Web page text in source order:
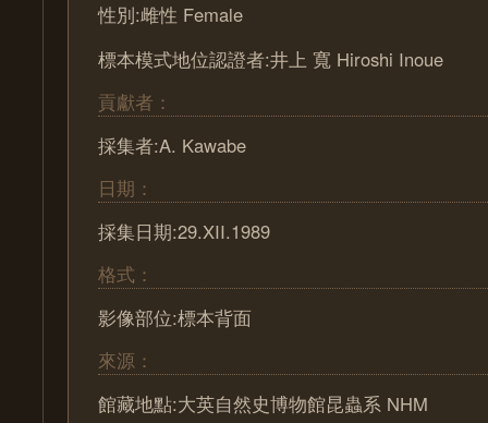
性別:雌性 Female
標本模式地位認證者:井上 寬 Hiroshi Inoue
貢獻者：
採集者:A. Kawabe
日期：
採集日期:29.XII.1989
格式：
影像部位:標本背面
來源：
館藏地點:大英自然史博物館昆蟲系 NHM